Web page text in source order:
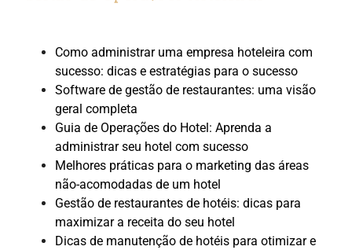
Como administrar uma empresa hoteleira com
sucesso: dicas e estratégias para o sucesso
Software de gestão de restaurantes: uma visão
geral completa
Guia de Operações do Hotel: Aprenda a
administrar seu hotel com sucesso
Melhores práticas para o marketing das áreas
não-acomodadas de um hotel
Gestão de restaurantes de hotéis: dicas para
maximizar a receita do seu hotel
Dicas de manutenção de hotéis para otimizar e